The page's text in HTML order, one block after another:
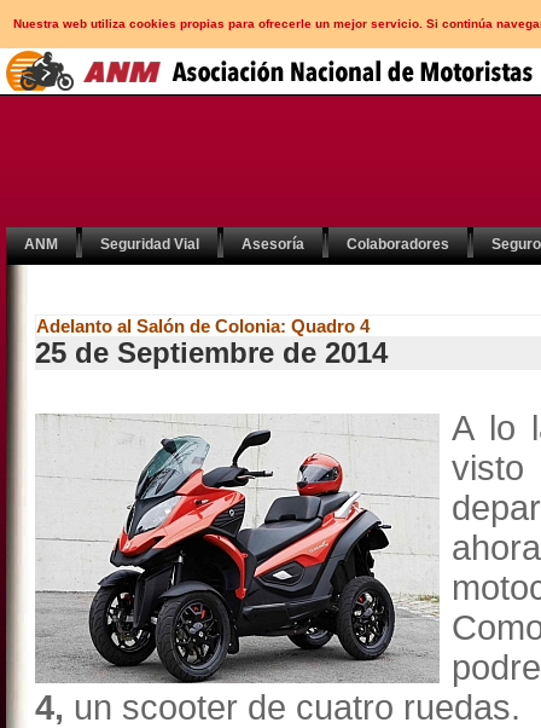
Nuestra web utiliza cookies propias para ofrecerle un mejor servicio. Si continúa
ANM Seguridad Vial Asesoría Colaboradores
Adelanto al Salón de Colonia: Quadro 4
25 de Septiembre de 2014
A lo
visto
4, un scooter de cuatro ruedas.